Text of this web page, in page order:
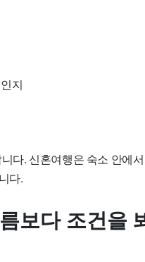
지
다. 신혼여행은 숙소 안에
다.
보다 조건을